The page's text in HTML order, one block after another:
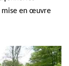
mise en œuvre